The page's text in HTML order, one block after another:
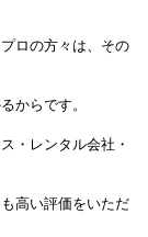
ロの方々は、その
からです。
・レンタル会社・
高い評価をいただ